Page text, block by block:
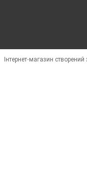
Інтернет-магазин